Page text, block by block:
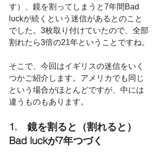
す）、鏡を割ってしまうと7年間Bad
luckが続くという迷信があるとのこと
でした。3枚取り付けていたので、全部
割れたら3倍の21年ということですね。
そこで、今回はイギリスの迷信をいく
つかご紹介します。アメリカでも同じ
という場合がほとんどですが、中には
違うものもあります。
1.　鏡を割ると（割れると）
Bad luckが7年つづく